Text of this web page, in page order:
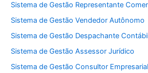
Sistema de Gestão Representante
Sistema de Gestão Vendedor Autônomo
Sistema de Gestão Despachante
Sistema de Gestão Assessor Jurídico
Sistema de Gestão Consultor Empresarial